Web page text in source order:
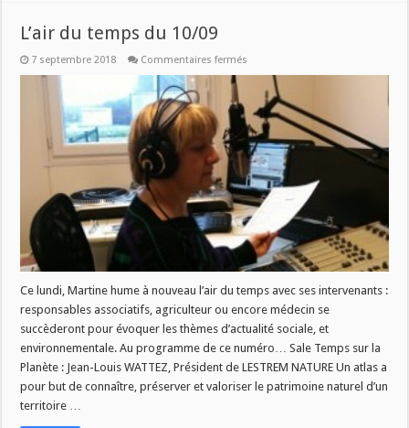
L’air du temps du 10/09
7 septembre 2018 Commentaires fermés
temps
du
10/09
Ce lundi, Martine hume à nouveau l’air du temps avec ses intervenants :
responsables associatifs, agriculteur ou encore médecin se
succèderont pour évoquer les thèmes d’actualité sociale, et
environnementale. Au programme de ce numéro… Sale Temps sur la
Planète : Jean-Louis WATTEZ, Président de LESTREM NATURE Un atlas a
pour but de connaître, préserver et valoriser le patrimoine naturel d’un
territoire …